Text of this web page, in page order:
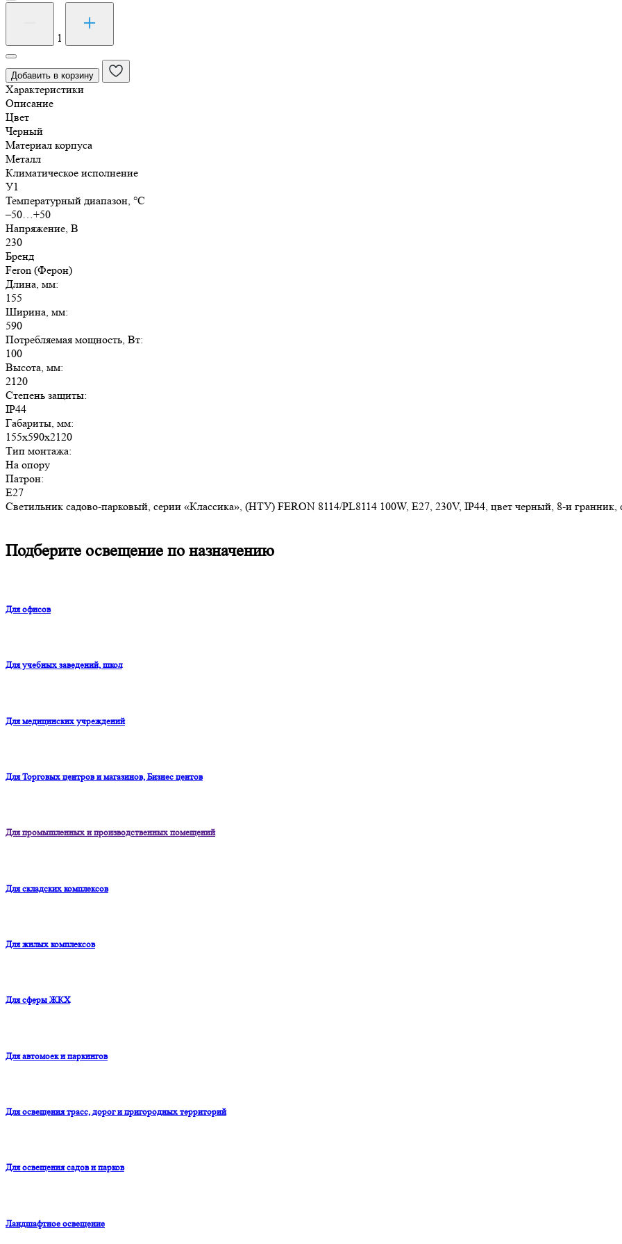
Количество
товара
Светильник
садово-
парковый
8114/PL8114
столб
230
1
Добавить в корзину
Характеристики
Описание
Цвет
Черный
Материал корпуса
Металл
Климатическое исполнение
У1
Температурный диапазон, °C
–50…+50
Напряжение, В
230
Бренд
Feron (Ферон)
Длина, мм:
155
Ширина, мм:
590
Потребляемая мощность, Вт:
100
Высота, мм:
2120
Степень защиты:
IP44
Габариты, мм:
155х590х2120
Тип монтажа:
На опору
Патрон:
Е27
Светильник садово-парковый, серии «Классика», (НТУ) FERON 8114/PL8114 100W, E27, 230V, IP44, цвет черный, 8-и
Подберите освещение по назначению
Для офисов
Для учебных заведений, школ
Для медицинских учреждений
Для Торговых центров и магазинов, Бизнес центов
Для промышленных и производственных помещений
Для складских комплексов
Для жилых комплексов
Для сферы ЖКХ
Для автомоек и паркингов
Для освещения трасс, дорог и пригородных территорий
Для освещения садов и парков
Ландшафтное освещение